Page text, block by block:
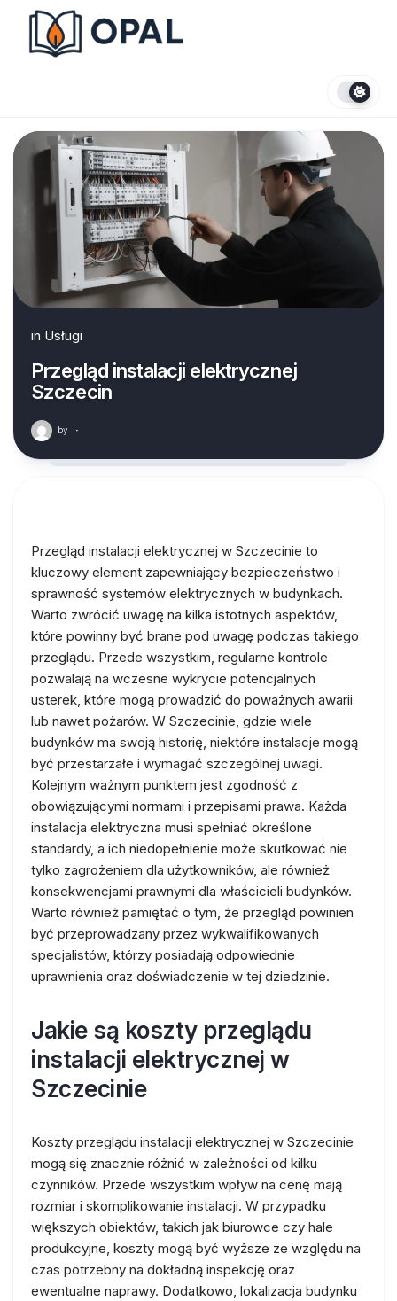
content
in Usługi
Przegląd instalacji elektrycznej
Szczecin
by ·
Przegląd instalacji elektrycznej w Szczecinie to
kluczowy element zapewniający bezpieczeństwo i
sprawność systemów elektrycznych w budynkach.
Warto zwrócić uwagę na kilka istotnych aspektów,
które powinny być brane pod uwagę podczas takiego
przeglądu. Przede wszystkim, regularne kontrole
pozwalają na wczesne wykrycie potencjalnych
usterek, które mogą prowadzić do poważnych awarii
lub nawet pożarów. W Szczecinie, gdzie wiele
budynków ma swoją historię, niektóre instalacje mogą
być przestarzałe i wymagać szczególnej uwagi.
Kolejnym ważnym punktem jest zgodność z
obowiązującymi normami i przepisami prawa. Każda
instalacja elektryczna musi spełniać określone
standardy, a ich niedopełnienie może skutkować nie
tylko zagrożeniem dla użytkowników, ale również
konsekwencjami prawnymi dla właścicieli budynków.
Warto również pamiętać o tym, że przegląd powinien
być przeprowadzany przez wykwalifikowanych
specjalistów, którzy posiadają odpowiednie
uprawnienia oraz doświadczenie w tej dziedzinie.
Jakie są koszty przeglądu
instalacji elektrycznej w
Szczecinie
Koszty przeglądu instalacji elektrycznej w Szczecinie
mogą się znacznie różnić w zależności od kilku
czynników. Przede wszystkim wpływ na cenę mają
rozmiar i skomplikowanie instalacji. W przypadku
większych obiektów, takich jak biurowce czy hale
produkcyjne, koszty mogą być wyższe ze względu na
czas potrzebny na dokładną inspekcję oraz
ewentualne naprawy. Dodatkowo, lokalizacja budynku